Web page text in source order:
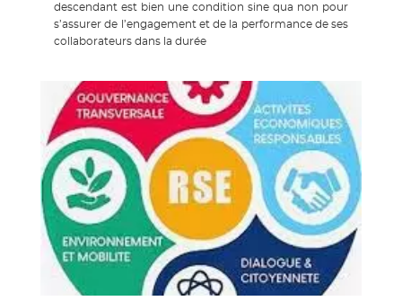
descendant est bien une condition sine qua non pour
s’assurer de l’engagement et de la performance de ses
collaborateurs dans la durée